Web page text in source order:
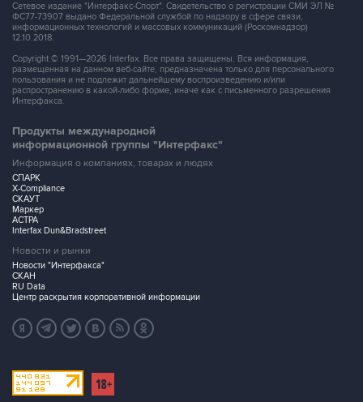
Сетевое издание "Интерфакс-Спорт". Свидетельство о регистрации СМИ ЭЛ №
ФС77-73907 выдано Федеральной службой по надзору в сфере связи,
информационных технологий и массовых коммуникаций (Роскомнадзор)
12.10.2018.
Copyright © 1991—2026 Interfax. Все права защищены. Вся информация,
размещенная на данном веб-сайте, предназначена только для персонального
пользования и не подлежит дальнейшему воспроизведению и/или
распространению в какой-либо форме, иначе как с письменного разрешения
Интерфакса.
Продукты международной
информационной группы "Интерфакс"
Информация о компаниях, товарах и людях
СПАРК
X-Compliance
СКАУТ
Маркер
АСТРА
Interfax Dun&Bradstreet
Новости и рынки
Новости "Интерфакса"
СКАН
RU Data
Центр раскрытия корпоративной информации